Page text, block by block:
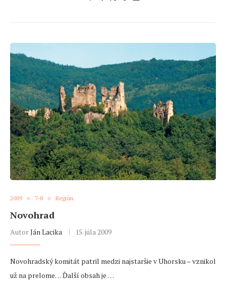
2009 7-8 Región
Novohrad
AutorJán Lacika 15. júla 2009
Novohradský komitát patril medzi najstaršie v Uhorsku – vznikol
už na prelome… Ďalší obsah je …